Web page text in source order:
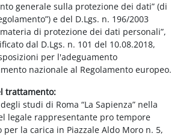
generale sulla protezione dei dati” (di
e del D.Lgs. n. 196/2003
di protezione dei dati personali”,
dal D.Lgs. n. 101 del 10.08.2018,
per l'adeguamento
nazionale al Regolamento europeo.
trattamento:
studi di Roma “La Sapienza” nella
legale rappresentante pro tempore
la carica in Piazzale Aldo Moro n. 5,